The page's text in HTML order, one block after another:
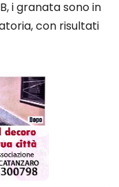
i granata sono in
con risultati